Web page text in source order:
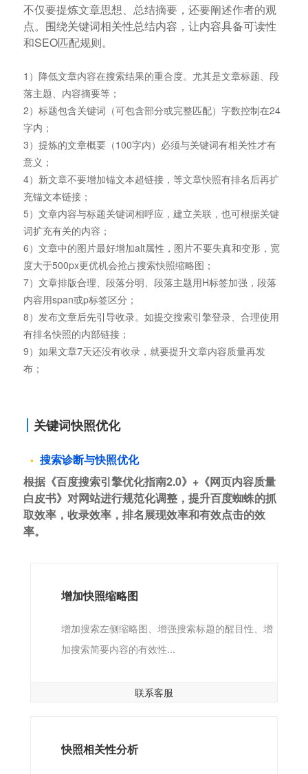
不仅要提炼文章思想、总结摘要，还要阐述作者的观
点。围绕关键词相关性总结内容，让内容具备可读性
和SEO匹配规则。
1）降低文章内容在搜索结果的重合度。尤其是文章标题、段
落主题、内容摘要等；
2）标题包含关键词（可包含部分或完整匹配）字数控制在24
字内；
3）提炼的文章概要（100字内）必须与关键词有相关性才有
意义；
4）新文章不要增加锚文本超链接，等文章快照有排名后再扩
充锚文本链接；
5）文章内容与标题关键词相呼应，建立关联，也可根据关键
词扩充有关的内容；
6）文章中的图片最好增加alt属性，图片不要失真和变形，宽
度大于500px更优机会抢占搜索快照缩略图；
7）文章排版合理、段落分明、段落主题用H标签加强，段落
内容用span或p标签区分；
8）发布文章后先引导收录。如提交搜索引擎登录、合理使用
有排名快照的内部链接；
9）如果文章7天还没有收录，就要提升文章内容质量再发
布；
关键词快照优化
搜索诊断与快照优化
根据《百度搜索引擎优化指南2.0》+《网页内容质量
白皮书》对网站进行规范化调整，提升百度蜘蛛的抓
取效率，收录效率，排名展现效率和有效点击的效
率。
增加快照缩略图
增加搜索左侧缩略图、增强搜索标题的醒目性、增
加搜索简要内容的有效性...
联系客服
快照相关性分析